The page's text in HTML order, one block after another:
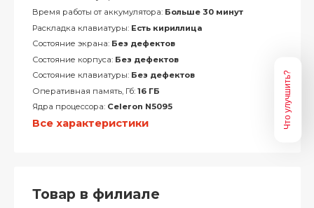
Время работы от аккумулятора: Больше 30 минут
Раскладка клавиатуры: Есть кириллица
Состояние экрана: Без дефектов
Состояние корпуса: Без дефектов
Состояние клавиатуры: Без дефектов
Оперативная память, Гб: 16 ГБ
Ядра процессора: Celeron N5095
Все характеристики
Товар в филиале
Что улучшить?